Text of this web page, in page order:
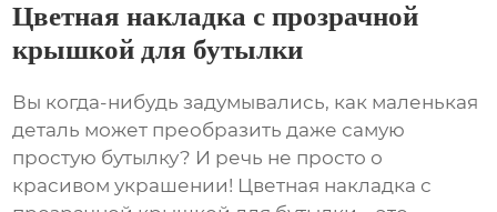
Цветная накладка с прозрачной
крышкой для бутылки
Вы когда-нибудь задумывались, как маленькая
деталь может преобразить даже самую
простую бутылку? И речь не просто о
красивом украшении! Цветная накладка с